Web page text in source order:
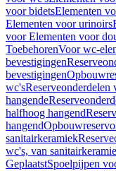
voor bidetsElementen
Elementen voor urinoirs
voor Elementen voor
ToebehorenVoor wc-
bevestigingen
bevestigingen
wc's
hangende
halfhoog hangend
hangend
sanitairkeramiek
wc's, van
GeplaatstSpoelpijpen